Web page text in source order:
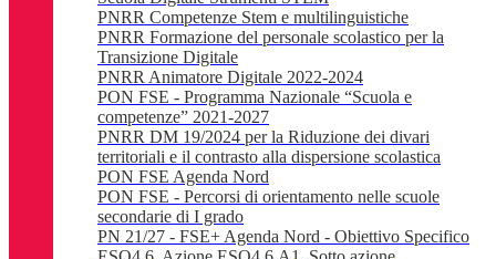
PNRR Competenze Stem e multilinguistiche
PNRR Formazione del personale scolastico per la
Transizione Digitale
PNRR Animatore Digitale 2022-2024
PON FSE - Programma Nazionale “Scuola e
competenze” 2021-2027
PNRR DM 19/2024 per la Riduzione dei divari
territoriali e il contrasto alla dispersione scolastica
PON FSE Agenda Nord
PON FSE - Percorsi di orientamento nelle scuole
secondarie di I grado
PN 21/27 - FSE+ Agenda Nord - Obiettivo Specifico